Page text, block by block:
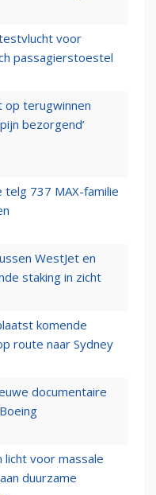
voor
passagierstoestel
op terugwinnen
bezorgend’
telg 737 MAX-familie
WestJet en
staking in zicht
komende
route naar Sydney
documentaire
voor massale
duurzame